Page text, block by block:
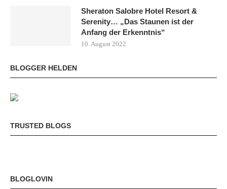
Sheraton Salobre Hotel Resort &
Serenity… „Das Staunen ist der
Anfang der Erkenntnis“
10. August 2022
BLOGGER HELDEN
TRUSTED BLOGS
BLOGLOVIN